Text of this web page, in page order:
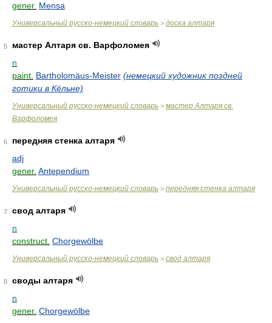
gener. Mensa
Универсальный русско-немецкий словарь > доска алтаря
5
мастер Алтаря св. Варфоломея
n
paint. Bartholomäus-Meister (немецкий художник поздней
готики в Кёльне)
Универсальный русско-немецкий словарь > мастер Алтаря св.
Варфоломея
6
передняя стенка алтаря
adj
gener. Antependium
Универсальный русско-немецкий словарь > передняя стенка алтаря
7
свод алтаря
n
construct. Chorgewölbe
Универсальный русско-немецкий словарь > свод алтаря
8
своды алтаря
n
gener. Chorgewölbe